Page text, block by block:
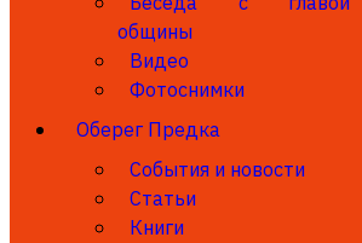
общины
Видео
Фотоснимки
Оберег Предка
События и новости
Статьи
Книги